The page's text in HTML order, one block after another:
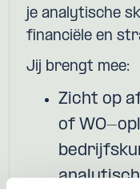
je analytische
financiële en
Jij brengt mee:
Zicht op
of WO-